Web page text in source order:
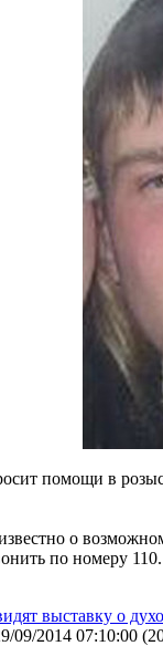
помощи в
о
по номеру 110.
выставку о
09/2014 07:10:00 (